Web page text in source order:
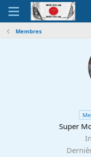
Membres
Super